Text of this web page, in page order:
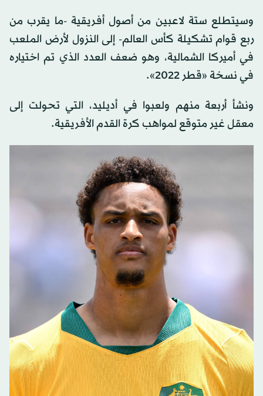
وسيتطلع ستة لاعبين من أصول أفريقية -ما يقرب من
ربع قوام تشكيلة كأس العالم- إلى النزول لأرض الملعب
في أميركا الشمالية، وهو ضعف العدد الذي تم اختياره
في نسخة «قطر 2022».
ونشأ أربعة منهم ولعبوا في أديليد، التي تحولت إلى
معقل غير متوقع لمواهب كرة القدم الأفريقية.